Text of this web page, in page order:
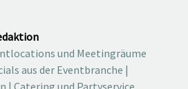
und Meetingräume
aus der Eventbranche |
| Catering und Partyservice